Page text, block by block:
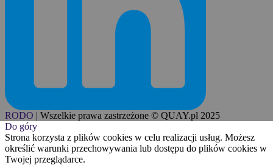
RODO | Wszelkie prawa zastrzeżone © QUAY.pl 2025
Do góry
Strona korzysta z plików cookies w celu realizacji usług. Możesz
określić warunki przechowywania lub dostępu do plików cookies w
Twojej przeglądarce.